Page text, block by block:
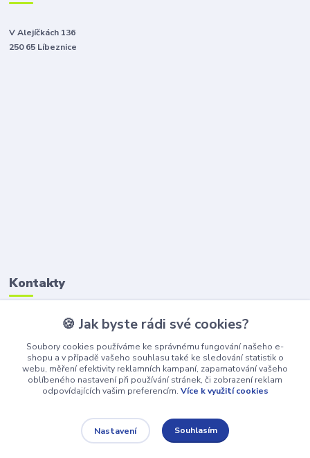
V Alejíčkách 136
250 65 Líbeznice
Kontakty
(Po-Pá, 8-16 hod.)
awepe@atelier-wepe.cz
🍪 Jak byste rádi své cookies?
Soubory cookies používáme ke správnému fungování našeho e-
shopu a v případě vašeho souhlasu také ke sledování statistik o
webu, měření efektivity reklamních kampaní, zapamatování vašeho
oblíbeného nastavení při používání stránek, či zobrazení reklam
odpovídajících vašim preferencím. Více k využití cookies
Nastavení Souhlasím